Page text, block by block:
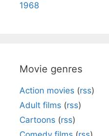
1968
Movie genres
Action movies (rss)
Adult films (rss)
Cartoons (rss)